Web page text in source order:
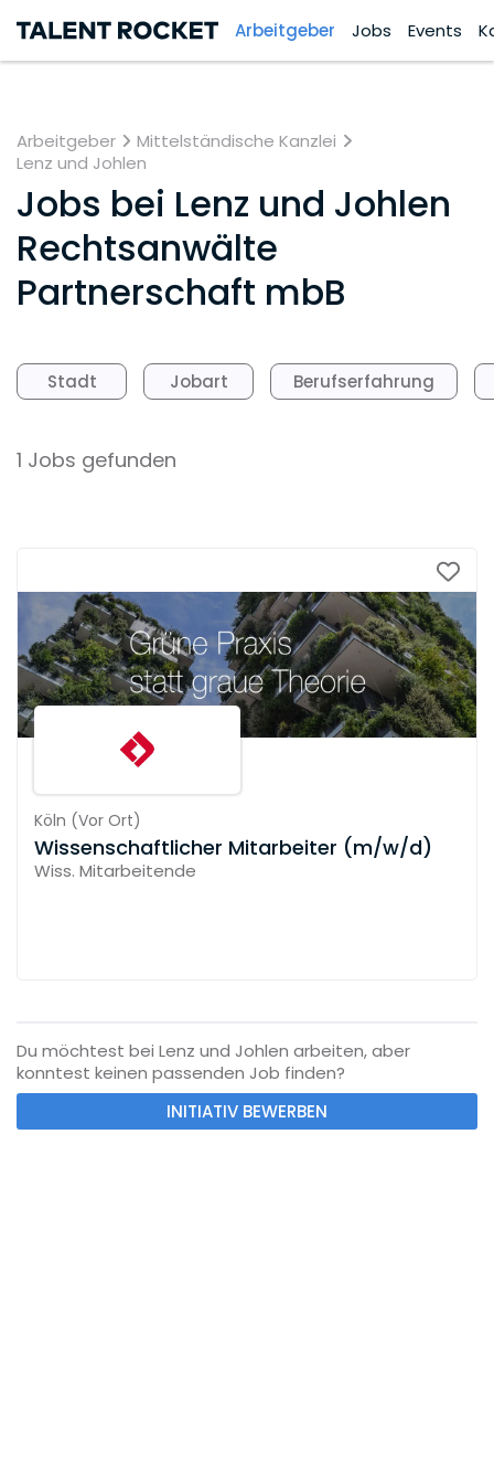
Arbeitgeber Jobs Events
Arbeitgeber
Mittelständische Kanzlei
Lenz und Johlen
Jobs bei Lenz und Johlen
Rechtsanwälte
Partnerschaft mbB
Stadt Jobart Berufserfahrung
1 Jobs gefunden
Köln (Vor Ort)
Wissenschaftlicher Mitarbeiter (m/w/d)
Wiss. Mitarbeitende
Du möchtest bei Lenz und Johlen arbeiten, aber
konntest keinen passenden Job finden?
INITIATIV BEWERBEN